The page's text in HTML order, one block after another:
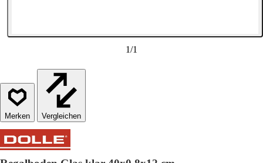
1/1
Vergleichen